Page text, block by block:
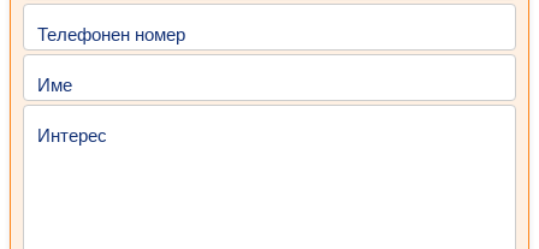
Телефонен номер
Име
Интерес